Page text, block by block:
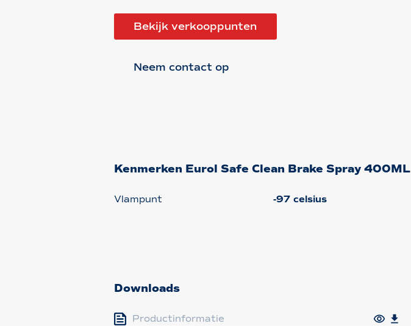
Bekijk verkooppunten
Neem contact op
Kenmerken Eurol Safe Clean Brake Spray 400ML
Vlampunt -97 celsius
Downloads
Productinformatie